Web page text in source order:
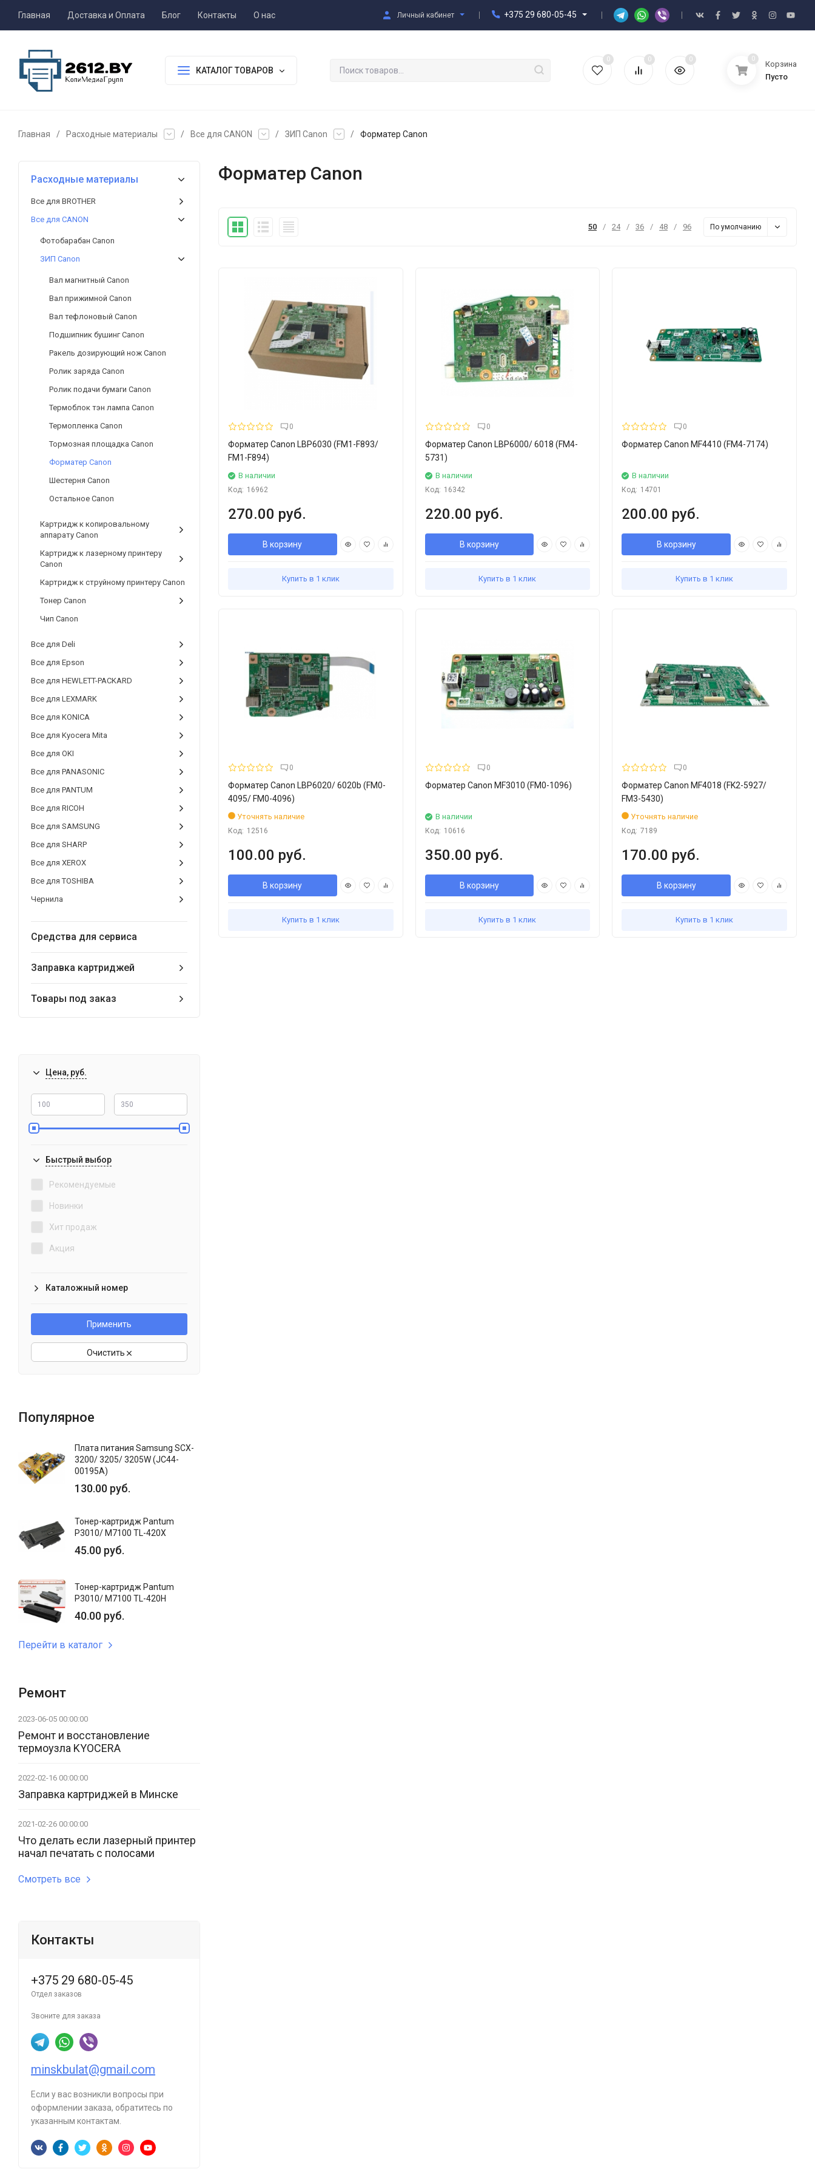
Главная Доставка и Оплата Блог Контакты О нас Личный кабинет +375 29 680-05-45
КАТАЛОГ ТОВАРОВ
0 0 0 0
Корзина
Пусто
Главная / Расходные материалы / Все для CANON / ЗИП Canon / Форматер Canon
Расходные материалы
Все для BROTHER
Все для CANON
Фотобарабан Canon
ЗИП Canon
Вал магнитный Canon
Вал прижимной Canon
Вал тефлоновый Canon
Подшипник бушинг Canon
Ракель дозирующий нож Canon
Ролик заряда Canon
Ролик подачи бумаги Canon
Термоблок тэн лампа Canon
Термопленка Canon
Тормозная площадка Canon
Форматер Canon
Шестерня Canon
Остальное Canon
Картридж к копировальному
аппарату Canon
Картридж к лазерному принтеру
Canon
Картридж к струйному принтеру Canon
Тонер Canon
Чип Canon
Все для Deli
Все для Epson
Все для HEWLETT-PACKARD
Все для LEXMARK
Все для KONICA
Все для Kyocera Mita
Все для OKI
Все для PANASONIC
Все для PANTUM
Все для RICOH
Все для SAMSUNG
Все для SHARP
Все для XEROX
Все для TOSHIBA
Чернила
Средства для сервиса
Заправка картриджей
Товары под заказ
Цена, руб.
Быстрый выбор
Рекомендуемые
Новинки
Хит продаж
Акция
Каталожный номер
Применить
Очистить
Популярное
Плата питания Samsung SCX-
3200/ 3205/ 3205W (JC44-
00195A)
130.00 руб.
Тонер-картридж Pantum
P3010/ M7100 TL-420X
45.00 руб.
Тонер-картридж Pantum
P3010/ M7100 TL-420H
40.00 руб.
Перейти в каталог
Ремонт
2023-06-05 00:00:00
Ремонт и восстановление
термоузла KYOCERA
2022-02-16 00:00:00
Заправка картриджей в Минске
2021-02-26 00:00:00
Что делать если лазерный принтер
начал печатать с полосами
Смотреть все
Контакты
+375 29 680-05-45
Отдел заказов
Звоните для заказа
minskbulat@gmail.com
Если у вас возникли вопросы при
оформлении заказа, обратитесь по
указанным контактам.
Форматер Canon
50 / 24 / 36 / 48 / 96 По умолчанию
0
Форматер Canon LBP6030 (FM1-F893/
FM1-F894)
В наличии
Код: 16962
270.00 руб.
В корзину
Купить в 1 клик
0
Форматер Canon LBP6000/ 6018 (FM4-
5731)
В наличии
Код: 16342
220.00 руб.
В корзину
Купить в 1 клик
0
Форматер Canon MF4410 (FM4-7174)
В наличии
Код: 14701
200.00 руб.
В корзину
Купить в 1 клик
0
Форматер Canon LBP6020/ 6020b (FM0-
4095/ FM0-4096)
Уточнять наличие
Код: 12516
100.00 руб.
В корзину
Купить в 1 клик
0
Форматер Canon MF3010 (FM0-1096)
В наличии
Код: 10616
350.00 руб.
В корзину
Купить в 1 клик
0
Форматер Canon MF4018 (FK2-5927/
FM3-5430)
Уточнять наличие
Код: 7189
170.00 руб.
В корзину
Купить в 1 клик